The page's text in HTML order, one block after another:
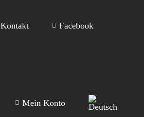
Kontakt Facebook
Mein Konto